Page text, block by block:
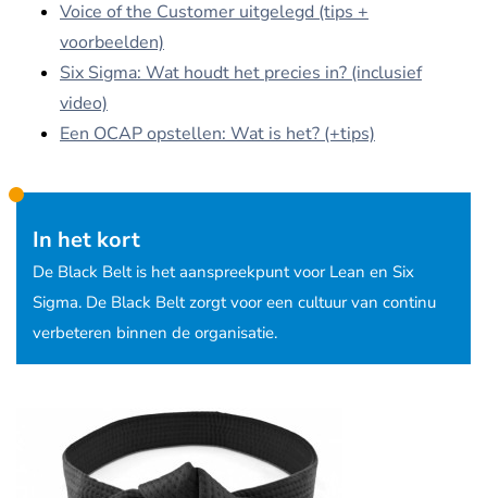
Voice of the Customer uitgelegd (tips +
voorbeelden)
Six Sigma: Wat houdt het precies in? (inclusief
video)
Een OCAP opstellen: Wat is het? (+tips)
In het kort
De Black Belt is het aanspreekpunt voor Lean en Six
Sigma. De Black Belt zorgt voor een cultuur van continu
verbeteren binnen de organisatie.